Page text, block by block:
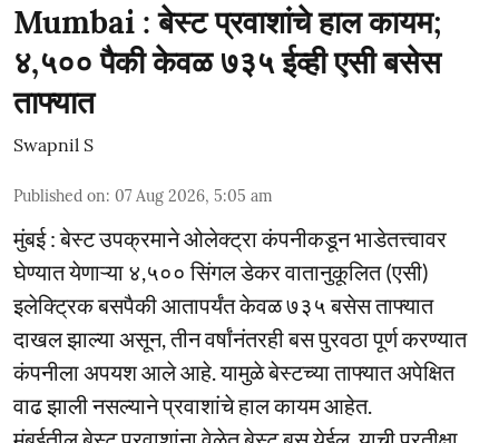
Mumbai : बेस्ट प्रवाशांचे हाल कायम;
४,५०० पैकी केवळ ७३५ ईव्ही एसी बसेस
ताफ्यात
Swapnil S
Published on: 07 Aug 2026, 5:05 am
मुंबई : बेस्ट उपक्रमाने ओलेक्ट्रा कंपनीकडून भाडेतत्त्वावर
घेण्यात येणाऱ्या ४,५०० सिंगल डेकर वातानुकूलित (एसी)
इलेक्ट्रिक बसपैकी आतापर्यंत केवळ ७३५ बसेस ताफ्यात
दाखल झाल्या असून, तीन वर्षांनंतरही बस पुरवठा पूर्ण करण्यात
कंपनीला अपयश आले आहे. यामुळे बेस्टच्या ताफ्यात अपेक्षित
वाढ झाली नसल्याने प्रवाशांचे हाल कायम आहेत.